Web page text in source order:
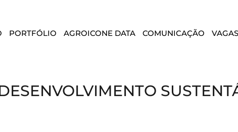
PORTFÓLIO AGROICONE DATA COMUNICAÇÃO VAGAS